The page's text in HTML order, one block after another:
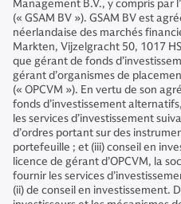
Management B.V., y compris par
(« GSAM BV »). GSAM BV est
néerlandaise des marchés
Markten, Vijzelgracht 50, 1017
que gérant de fonds
gérant d’organismes de
(« OPCVM »). En vertu de son
fonds d’investissement
les services d’investissement
d’ordres portant sur des
portefeuille ; et (iii) conseil en
licence de gérant d’OPCVM, la
fournir les services
(ii) de conseil en investissement.